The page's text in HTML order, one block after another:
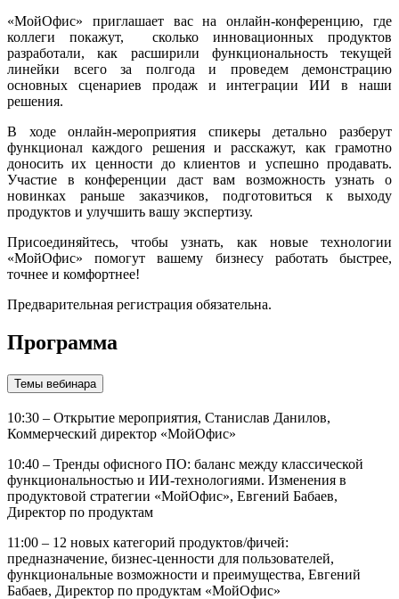
«МойОфис» приглашает вас на онлайн-конференцию, где
коллеги покажут, сколько инновационных продуктов
разработали, как расширили функциональность текущей
линейки всего за полгода и проведем демонстрацию
основных сценариев продаж и интеграции ИИ в наши
решения.
В ходе онлайн-мероприятия спикеры детально разберут
функционал каждого решения и расскажут, как грамотно
доносить их ценности до клиентов и успешно продавать.
Участие в конференции даст вам возможность узнать о
новинках раньше заказчиков, подготовиться к выходу
продуктов и улучшить вашу экспертизу.
Присоединяйтесь, чтобы узнать, как новые технологии
«МойОфис» помогут вашему бизнесу работать быстрее,
точнее и комфортнее!
Предварительная регистрация обязательна.
Программа
Темы вебинара
10:30 – Открытие мероприятия, Станислав Данилов,
Коммерческий директор «МойОфис»
10:40 – Тренды офисного ПО: баланс между классической
функциональностью и ИИ-технологиями. Изменения в
продуктовой стратегии «МойОфис», Евгений Бабаев,
Директор по продуктам
11:00 – 12 новых категорий продуктов/фичей:
предназначение, бизнес-ценности для пользователей,
функциональные возможности и преимущества, Евгений
Бабаев, Директор по продуктам «МойОфис»